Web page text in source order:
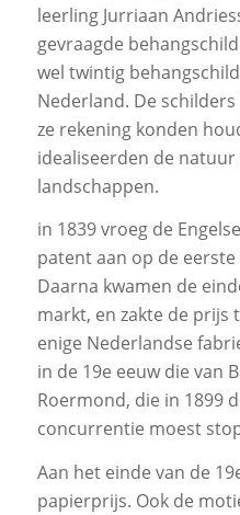
leerling Jurriaan
gevraagde
wel twintig
Nederland. De
ze rekening konden
idealiseerden de
landschappen.
in 1839 vroeg de
patent aan op de
Daarna kwamen de
markt, en zakte de prijs
enige Nederlandse
in de 19e eeuw die van
Roermond, die in 1899
concurrentie moest
Aan het einde van de
papierprijs. Ook de